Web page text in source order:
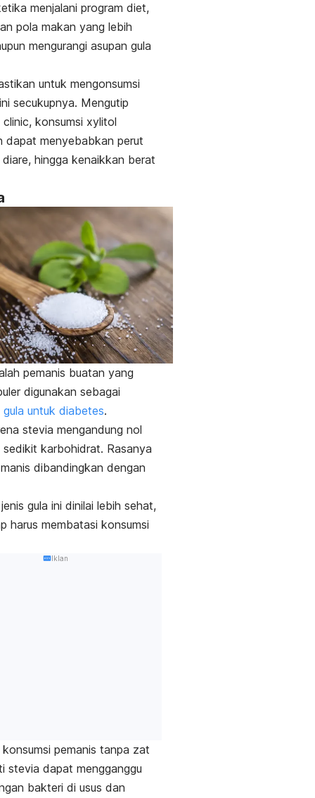
menjalani program diet,
pola makan yang lebih
mengurangi asupan gula
untuk mengonsumsi
secukupnya. Mengutip
konsumsi xylitol
dapat menyebabkan perut
hingga kenaikkan berat
pemanis buatan yang
digunakan sebagai
untuk diabetes.
stevia mengandung nol
sedikit karbohidrat. Rasanya
dibandingkan dengan
gula ini dinilai lebih sehat,
harus membatasi konsumsi
Iklan
pemanis tanpa zat
stevia dapat mengganggu
bakteri di usus dan